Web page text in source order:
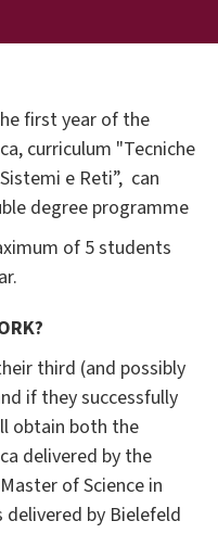
first year of the
curriculum "Tecniche
e Reti”, can
degree programme
of 5 students
third (and possibly
if they successfully
obtain both the
delivered by the
of Science in
by Bielefeld